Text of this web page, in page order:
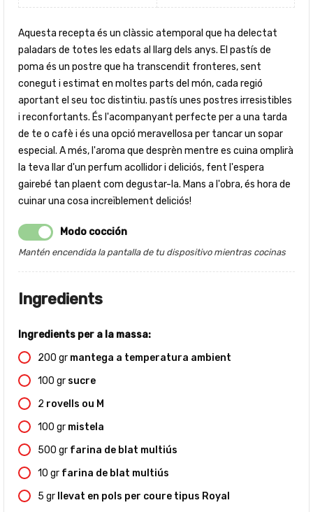
Aquesta recepta és un clàssic atemporal que ha delectat
paladars de totes les edats al llarg dels anys. El pastís de
poma és un postre que ha transcendit fronteres, sent
conegut i estimat en moltes parts del món, cada regió
aportant el seu toc distintiu. pastís unes postres irresistibles
i reconfortants. És l'acompanyant perfecte per a una tarda
de te o cafè i és una opció meravellosa per tancar un sopar
especial. A més, l'aroma que desprèn mentre es cuina omplirà
la teva llar d'un perfum acollidor i deliciós, fent l'espera
gairebé tan plaent com degustar-la. Mans a l'obra, és hora de
cuinar una cosa increïblement deliciós!
Modo cocción
Mantén encendida la pantalla de tu dispositivo mientras cocinas
Ingredients
Ingredients per a la massa:
200 gr mantega a temperatura ambient
100 gr sucre
2 rovells ou M
100 gr mistela
500 gr farina de blat multiús
10 gr farina de blat multiús
5 gr
llevat en pols per coure tipus Royal